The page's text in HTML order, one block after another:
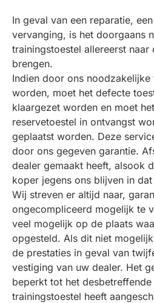
In geval van een reparatie,
vervanging, is het doorgaans
trainingstoestel allereerst naar
brengen.
Indien door ons
worden, moet het defecte
klaargezet worden en moet
reservetoestel in ontvangst
geplaatst worden. Deze
door ons gegeven garantie.
dealer gemaakt heeft, alsook
koper jegens ons blijven in
Wij streven er altijd naar,
ongecompliceerd mogelijk te
veel mogelijk op de plaats
opgesteld. Als dit niet
de prestaties in geval van
vestiging van uw dealer. Het
beperkt tot het
trainingstoestel heeft